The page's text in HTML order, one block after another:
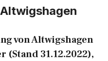
von Altwigshagen
(Stand 31.12.2022),